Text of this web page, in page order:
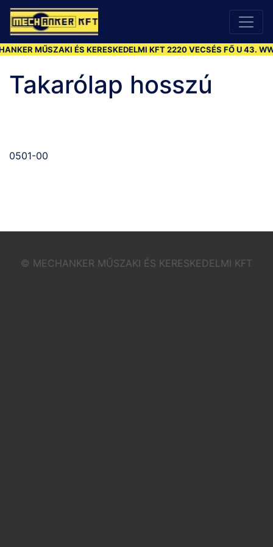
MŰSZAKI ÉS KERESKEDELMI KFT 2220 VECSÉS FŐ U 43.
Takarólap hosszú
0501-00
© MECHANKER MŰSZAKI ÉS KERESKEDELMI KFT